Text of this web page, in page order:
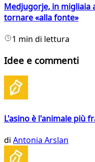
Medjugorje, in migliaia
tornare «alla fonte»
1 min di lettura
Idee e commenti
L'asino è l'animale più
di Antonia Arslan